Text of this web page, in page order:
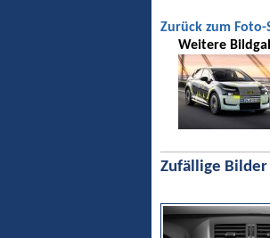
Zurück zum Foto-
Weitere
Zufällige